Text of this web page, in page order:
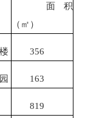
面积
（㎡）
356
163
819